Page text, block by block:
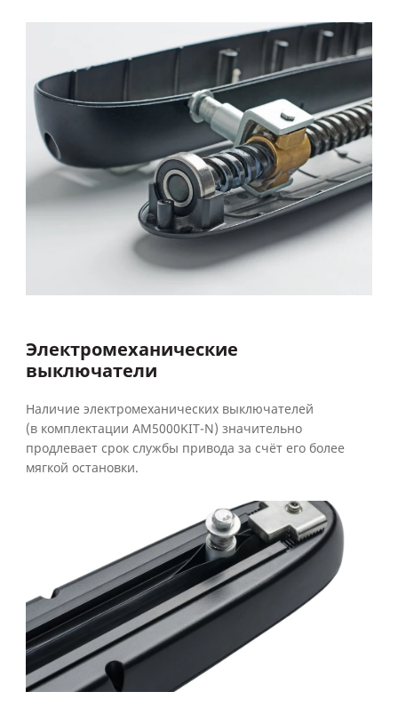
Электромеханические
выключатели
Наличие электромеханических выключателей
(в комплектации AM5000KIT-N) значительно
продлевает срок службы привода за счёт его более
мягкой остановки.